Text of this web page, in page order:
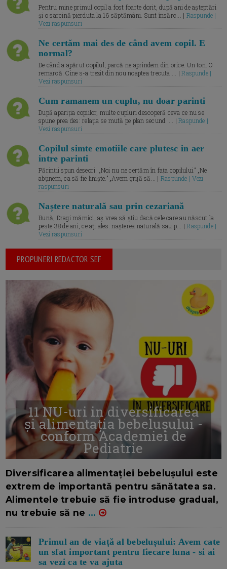
Pentru mine primul copil a fost foarte dorit, după ani de așteptări
și o sarcină pierduta la 16 săptămâni. Sunt însărc... | Raspunde |
Vezi raspunsuri
Ne certăm mai des de când avem copil. E
normal?
De când a apărut copilul, parcă ne aprindem din orice. Un ton. O
remarcă. Cine s-a trezit din nou noaptea trecuta.... |Raspunde |
Vezi raspunsuri
Cum ramanem un cuplu, nu doar parinti
După apariția copiilor, multe cupluri descoperă ceva ce nu se
spune prea des: relația se mută pe plan secund. ... |Raspunde |
Vezi raspunsuri
Copilul simte emotiile care plutesc in aer
intre parinti
Părinții spun deseori: „Noi nu ne certăm în fața copilului.” „Ne
abținem, ca să fie liniște.” „Avem grijă să... | Raspunde | Vezi
raspunsuri
Naștere naturală sau prin cezariană
Bună, Dragi mămici, aș vrea să știu dacă cele care au născut la
peste 38 de ani, ce ați ales: nașterea naturală sau p... |Raspunde |
Vezi raspunsuri
PROPUNERI REDACTOR SEF
11 NU-uri in diversificarea
și alimentația bebelușului -
conform Academiei de
Pediatrie
Diversificarea alimentației bebelușului este
extrem de importantă pentru sănătatea sa.
Alimentele trebuie să fie introduse gradual,
nu trebuie să ne ...
Primul an de viață al bebelușului: Avem cate
un sfat important pentru fiecare luna - si ai
sa vezi ca te va ajuta